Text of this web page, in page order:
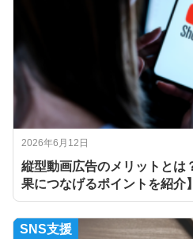
2026年6月12日
縦型動画広告のメリットとは
果につなげるポイントを紹介】
SNS支援